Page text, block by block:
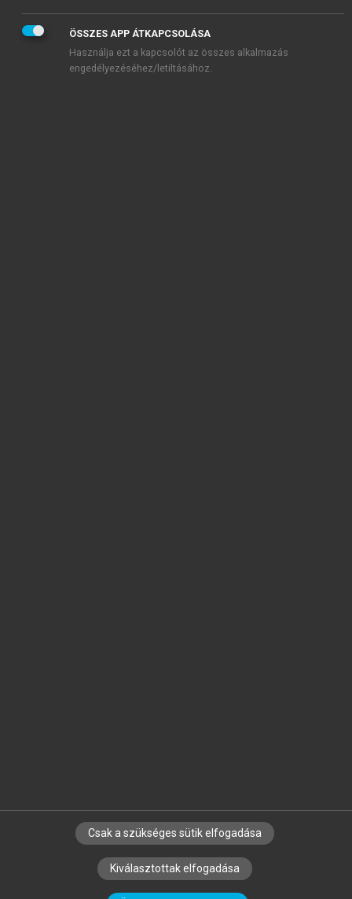
SZERZŐKNEK CÉGEKNEK KÖNYVTÁROSOKNAK
SZERKESZTÉSI ÉS LEKTORÁLÁSI ALAPELVEK
ÖSSZES APP ÁTKAPCSOLÁSA
Használja ezt a kapcsolót az összes alkalmazás
engedélyezéséhez/letiltásához.
Csak a szükséges sütik elfogadása
Kiválasztottak elfogadása